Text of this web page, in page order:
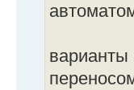
варианты